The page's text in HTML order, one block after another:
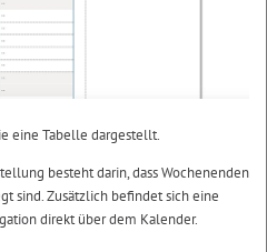
eine Tabelle dargestellt.
besteht darin, dass Wochenenden
sind. Zusätzlich befindet sich eine
direkt über dem Kalender.